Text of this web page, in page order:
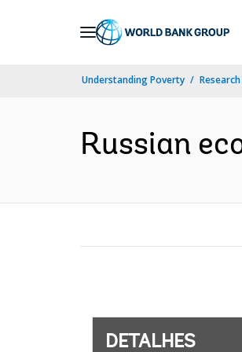
Understanding Poverty
Russian
DETALHES